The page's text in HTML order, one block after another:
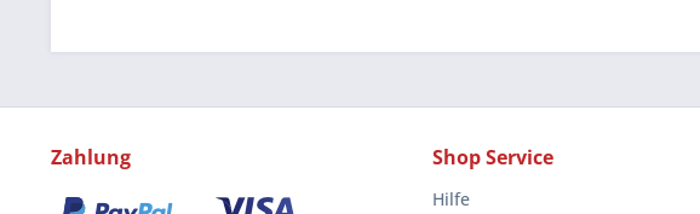
Zahlung Shop Service
Hilfe